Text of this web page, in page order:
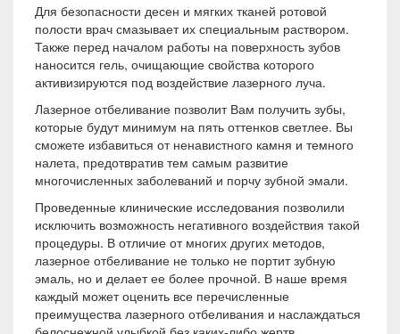
Для безопасности десен и мягких тканей ротовой
полости врач смазывает их специальным раствором.
Также перед началом работы на поверхность зубов
наносится гель, очищающие свойства которого
активизируются под воздействие лазерного луча.
Лазерное отбеливание позволит Вам получить зубы,
которые будут минимум на пять оттенков светлее. Вы
сможете избавиться от ненавистного камня и темного
налета, предотвратив тем самым развитие
многочисленных заболеваний и порчу зубной эмали.
Проведенные клинические исследования позволили
исключить возможность негативного воздействия такой
процедуры. В отличие от многих других методов,
лазерное отбеливание не только не портит зубную
эмаль, но и делает ее более прочной. В наше время
каждый может оценить все перечисленные
преимущества лазерного отбеливания и наслаждаться